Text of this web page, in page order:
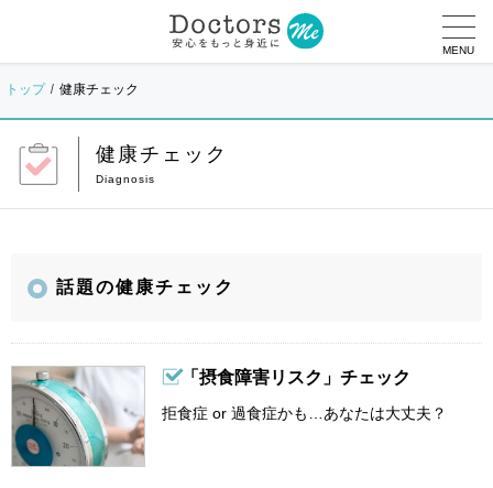
MENU
トップ 健康チェック
健康チェック
話題の健康チェック
「摂食障害リスク」チェック
拒食症 or 過食症かも…あなたは大丈夫？